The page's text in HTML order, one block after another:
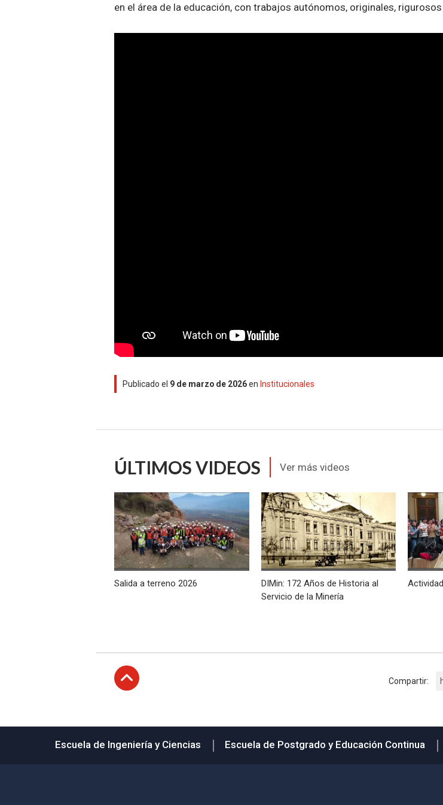
en el área de la educación, con trabajos autónomos, originales, rigurosos
Publicado el 9 de marzo de 2026en Institucionales
ÚLTIMOS VIDEOS Ver más videos
Salida a terreno 2026
DIMin: 172 Años de Historia al
Servicio de la Minería
Compartir:
Escuela de Ingeniería y Ciencias Escuela de Postgrado y Educación Continua